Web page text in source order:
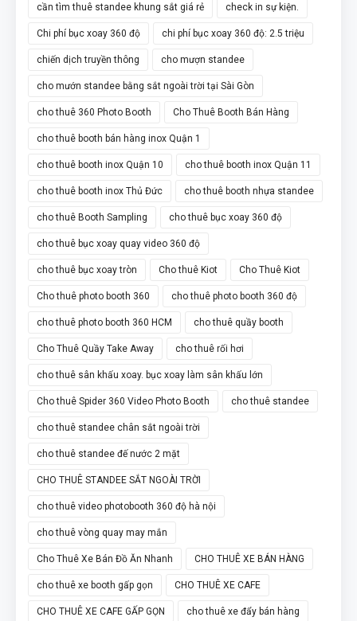
cần tìm thuê standee khung sắt giá rẻ check in sự kiện.
Chi phí bục xoay 360 độ chi phí bục xoay 360 độ: 2.5 triệu
chiến dịch truyền thông cho mượn standee
cho mướn standee bằng sắt ngoài trời tại Sài Gòn
cho thuê 360 Photo Booth Cho Thuê Booth Bán Hàng
cho thuê booth bán hàng inox Quận 1
cho thuê booth inox Quận 10 cho thuê booth inox Quận 11
cho thuê booth inox Thủ Đức cho thuê booth nhựa standee
cho thuê Booth Sampling cho thuê bục xoay 360 độ
cho thuê bục xoay quay video 360 độ
cho thuê bục xoay tròn Cho thuê Kiot Cho Thuê Kiot
Cho thuê photo booth 360 cho thuê photo booth 360 độ
cho thuê photo booth 360 HCM cho thuê quầy booth
Cho Thuê Quầy Take Away cho thuê rối hơi
cho thuê sân khấu xoay. bục xoay làm sân khấu lớn
Cho thuê Spider 360 Video Photo Booth cho thuê standee
cho thuê standee chân sắt ngoài trời
cho thuê standee đế nước 2 mặt
CHO THUÊ STANDEE SẮT NGOÀI TRỜI
cho thuê video photobooth 360 độ hà nội
cho thuê vòng quay may mắn
Cho Thuê Xe Bán Đồ Ăn Nhanh CHO THUÊ XE BÁN HÀNG
cho thuê xe booth gấp gọn CHO THUÊ XE CAFE
CHO THUÊ XE CAFE GẤP GỌN cho thuê xe đẩy bán hàng